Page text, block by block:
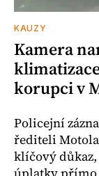
KAUZY
Kamera
korupci v
Policejní
řediteli
klíčový